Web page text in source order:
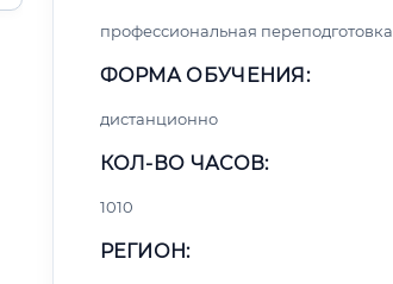
профессиональная переподготовка
ФОРМА ОБУЧЕНИЯ:
дистанционно
КОЛ-ВО ЧАСОВ:
1010
РЕГИОН: